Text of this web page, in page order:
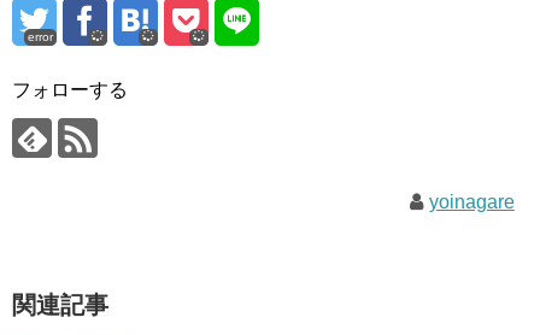
error
フォローする
yoinagare
関連記事